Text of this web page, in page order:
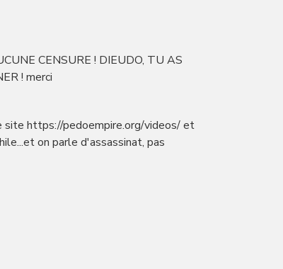
CENSURE ! DIEUDO, TU AS
! merci
site https://pedoempire.org/videos/ et
on parle d'assassinat, pas